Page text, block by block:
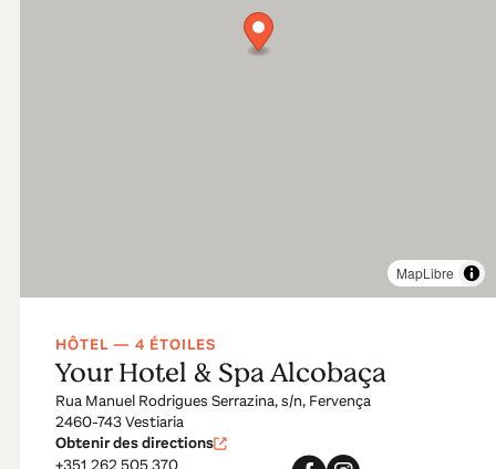
HÔTEL — 4 ÉTOILES
Your Hotel & Spa Alcobaça
Rua Manuel Rodrigues Serrazina, s/n, Fervença
2460-743 Vestiaria
Obtenir des directions
MapLibre